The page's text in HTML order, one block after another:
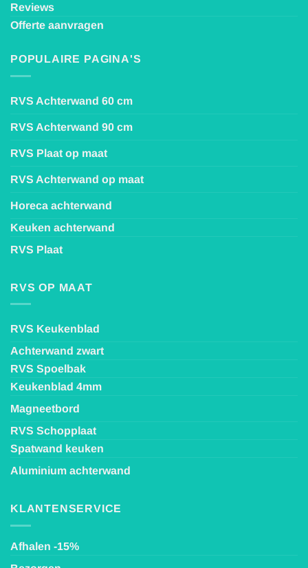
Reviews
Offerte aanvragen
POPULAIRE PAGINA'S
RVS Achterwand 60 cm
RVS Achterwand 90 cm
RVS Plaat op maat
RVS Achterwand op maat
Horeca achterwand
Keuken achterwand
RVS Plaat
RVS OP MAAT
RVS Keukenblad
Achterwand zwart
RVS Spoelbak
Keukenblad 4mm
Magneetbord
RVS Schopplaat
Spatwand keuken
Aluminium achterwand
KLANTENSERVICE
Afhalen -15%